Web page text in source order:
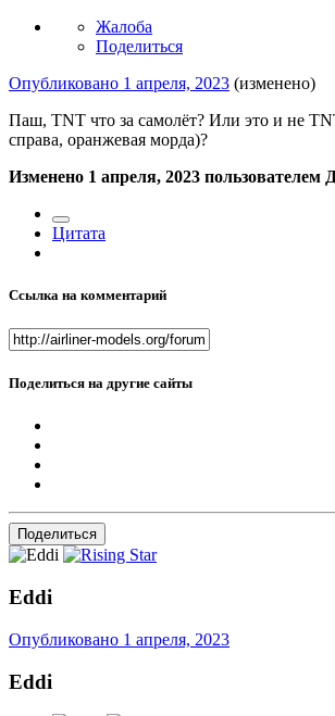
Жалоба
Поделиться
Опубликовано 1 апреля, 2023 (изменено)
Паш, TNT что за самолёт? Или это и не
справа, оранжевая морда)?
Изменено 1 апреля, 2023 пользователем
Цитата
Ссылка на комментарий
Поделиться на другие сайты
Поделиться
Eddi
Опубликовано 1 апреля, 2023
Eddi